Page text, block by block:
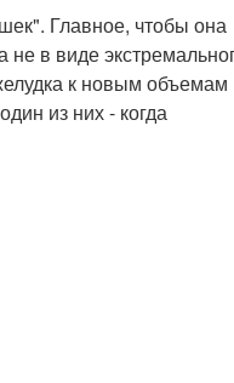
Главное, чтобы она
в виде
к новым объемам
из них - когда